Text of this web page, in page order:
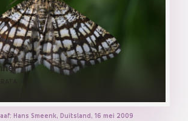
Hans Smeenk, Duitsland, 16 mei 2009